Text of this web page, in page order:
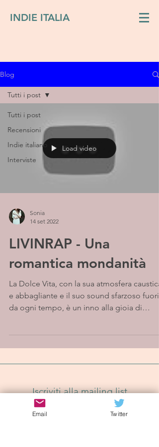
INDIE ITALIA
Blog
Tutti i post
Recensioni
Indie italiano
Interviste
Tutti i post
Load video
Sonia
14 set 2022
LIVINRAP - Una
romantica mondanità
La Dolce Vita, con la sua atmosfera caustica
e abbagliante e il suo sound sfarzoso fuori
da ogni tempo, è un inno alla gioia di
Iscriviti alla mailing list
Email Twitter